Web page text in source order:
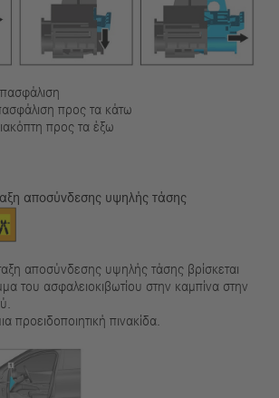
προς τα κάτω
προς τα έξω
αποσύνδεσης υψηλής τάσης
αποσύνδεσης υψηλής τάσης βρίσκεται
του ασφαλειοκιβωτίου στην καμπίνα στην
προειδοποιητική πινακίδα.